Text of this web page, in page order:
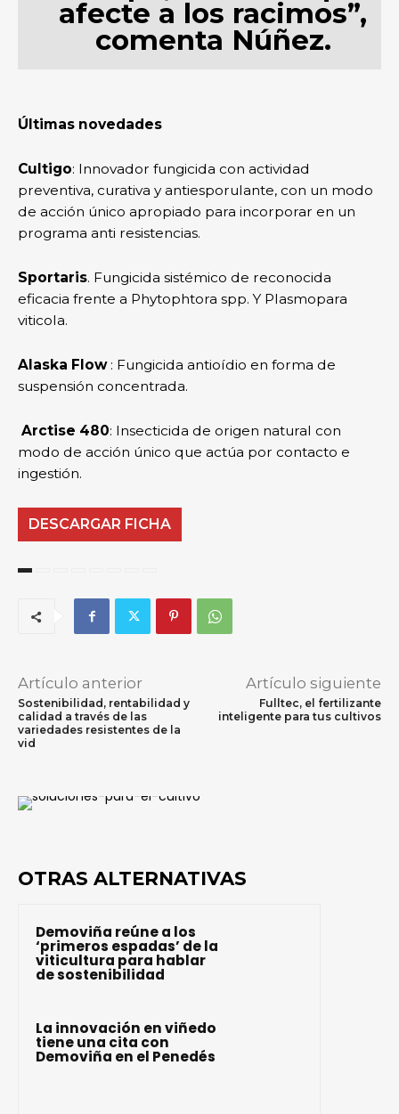
afecte a los racimos”,
comenta Núñez.
Últimas novedades
Cultigo: Innovador fungicida con actividad
preventiva, curativa y antiesporulante, con un modo
de acción único apropiado para incorporar en un
programa anti resistencias.
Sportaris. Fungicida sistémico de reconocida
eficacia frente a Phytophtora spp. Y Plasmopara
viticola.
Alaska Flow: Fungicida antioídio en forma de
suspensión concentrada.
Arctise 480: Insecticida de origen natural con
modo de acción único que actúa por contacto e
ingestión.
DESCARGAR FICHA
Artículo anterior
Sostenibilidad, rentabilidad y
calidad a través de las
variedades resistentes de la
vid
Artículo siguiente
Fulltec, el fertilizante
inteligente para tus cultivos
OTRAS ALTERNATIVAS
Demoviña reúne a los
‘primeros espadas’ de la
viticultura para hablar
de sostenibilidad
La innovación en viñedo
tiene una cita con
Demoviña en el Penedés